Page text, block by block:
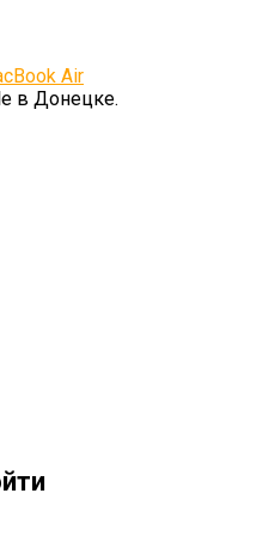
Air
в Донецке.